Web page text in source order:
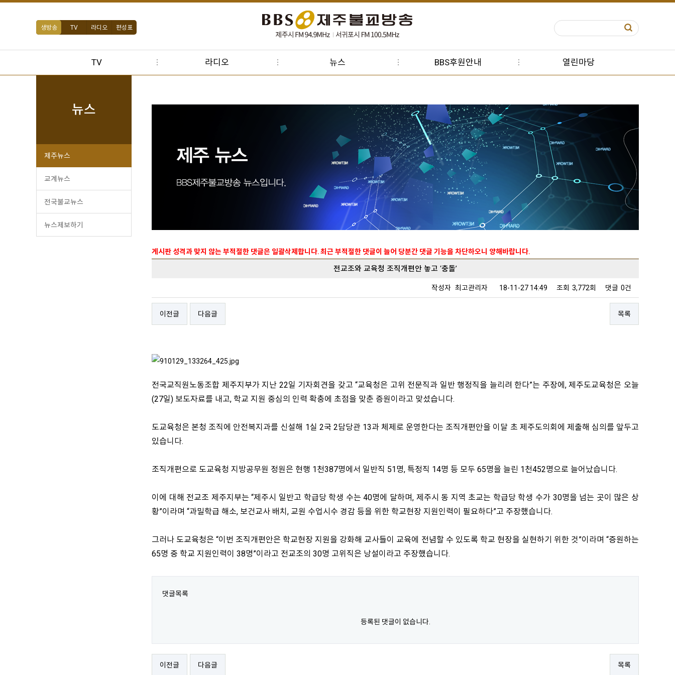
생방송 TV 라디오 편성표
TV 라디오 뉴스 BBS후원안내 열린마당
뉴스
제주뉴스
교계뉴스
전국불교뉴스
뉴스제보하기
게시판 성격과 맞지 않는 부적절한 댓글은 일괄삭제합니다. 최근 부적절한 댓글이 늘어 당분간 댓글 기능을 차단하오니 양해바랍니다.
전교조와 교육청 조직개편안 놓고 ‘충돌’
작성자 최고관리자 18-11-27 14:49 조회 3,772회 댓글 0건
이전글 다음글 목록
전국교직원노동조합 제주지부가 지난 22일 기자회견을 갖고 “교육청은 고위 전문직과 일반 행정직을 늘리려 한다”는 주장에, 제주도교육청은 오늘
(27일) 보도자료를 내고, 학교 지원 중심의 인력 확충에 초점을 맞춘 증원이라고 맞섰습니다.
도교육청은 본청 조직에 안전복지과를 신설해 1실 2국 2담당관 13과 체제로 운영한다는 조직개편안을 이달 초 제주도의회에 제출해 심의를 앞두고
있습니다.
조직개편으로 도교육청 지방공무원 정원은 현행 1천387명에서 일반직 51명, 특정직 14명 등 모두 65명을 늘린 1천452명으로 늘어났습니다.
이에 대해 전교조 제주지부는 “제주시 일반고 학급당 학생 수는 40명에 달하며, 제주시 동 지역 초교는 학급당 학생 수가 30명을 넘는 곳이 많은 상
황”이라며 “과밀학급 해소, 보건교사 배치, 교원 수업시수 경감 등을 위한 학교현장 지원인력이 필요하다”고 주장했습니다.
그러나 도교육청은 “이번 조직개편안은 학교현장 지원을 강화해 교사들이 교육에 전념할 수 있도록 학교 현장을 실현하기 위한 것”이라며 “증원하는
65명 중 학교 지원인력이 38명”이라고 전교조의 30명 고위직은 낭설이라고 주장했습니다.
댓글목록
등록된 댓글이 없습니다.
이전글 다음글 목록